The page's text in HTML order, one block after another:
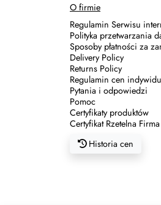
O firmie
Regulamin Serwisu
Polityka przetwarzania
Sposoby płatności za
Delivery Policy
Returns Policy
Regulamin cen
Pytania i odpowiedzi
Pomoc
Certyfikaty produktów
Certyfikat Rzetelna Firma
Historia cen